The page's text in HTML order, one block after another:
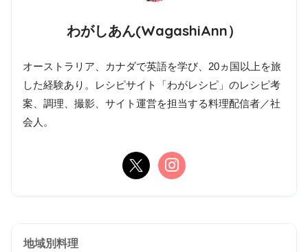
わがしあん(WagashiAnn）
オーストラリア、カナダで英語を学び、20ヵ国以上を旅
した経験あり。レシピサイト「わがレシピ」のレシピ考
案、調理、撮影、サイト運営を担当する料理配信者／社
会人。
地域別料理